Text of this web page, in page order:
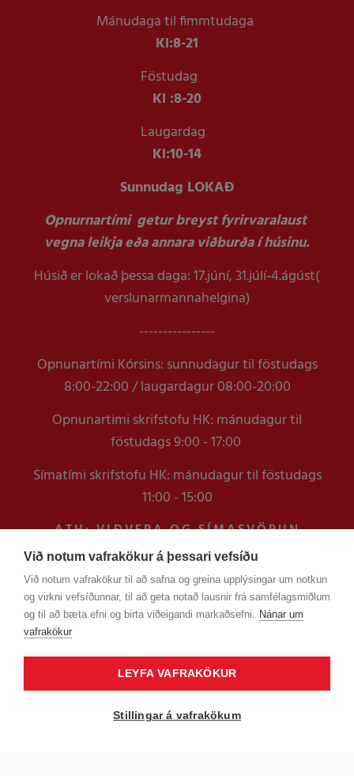
Við notum vafrakökur á þessari vefsíðu
Við notum vafrakökur til að safna og greina upplýsingar um notkun
og virkni vefsíðunnar, til að geta notað lausnir frá samfélagsmiðlum
og til að bæta efni og birta viðeigandi markaðsefni. Nánar um
vafrakökur
LEYFA VAFRAKÖKUR
Stillingar á vafrakökum
Mánudaga til fimmtudaga
Kl:8-21
Föstudag
Kl :8-20
Laugardag
Kl:10-14
Sunnudag LOKAÐ
Opnurnartími getur breyst fyrirvaralaust
vegna leikja eða annara viðburða í húsinu.
Húsið er lokað þessa daga: 17.júní, 31.júlí-4.ágúst(
verslunarmannahelgina)
----------------
Opnunartími Kórsins: sunnudagur til föstudags
8:00-22:00 / laugardagur 08:00-20:00
Opnunartimi skrifstofu HK: mánudagur til
föstudags 9:00 - 17:00
Símatími skrifstofu HK: mánudagur til föstudags
11:00 - 15:00
ATH: VIÐVERA OG SÍMASVÖRUN
VERÐUR TAKMÖRKUÐ Á
SKRIFSTOFUNNI FRAM YFIR
VERSLUNARMANNHELGI
EN ERINDUM SEM KOMA Í GEGNUM
TÖLVUPÓSTA VERÐUR SVARAÐ